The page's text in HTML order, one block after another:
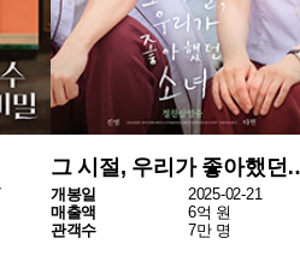
패딩턴: 페루에 가다!
개봉일
2025-02-19
매출액
4억 원